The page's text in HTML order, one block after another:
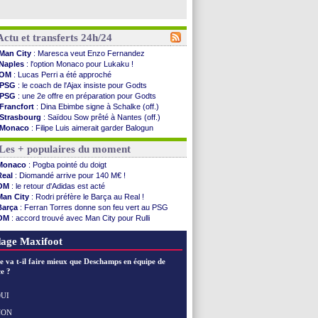
et transferts 24h/24
City : Maresca veut Enzo Fernandez
: l'option Monaco pour Lukaku !
: Lucas Perri a été approché
PSG : le coach de l'Ajax insiste pour Godts
PSG : une 2e offre en préparation pour Godts
Francfort : Dina Ebimbe signe à Schalke (off.)
Strasbourg : Saïdou Sow prêté à Nantes (off.)
Monaco : Filipe Luis aimerait garder Balogun
Dortmund: Newcastle est prévenu pour Nmecha
Barça: première offre à 45 M€ pour Rodri ?
Argentine: le soutien très appuyé à Infantino
Tottenham: Van de Ven va prolonger
Barça: l'agent de Rodri confirme !
: la CAF soutient Infantino
2030 : Rubiales charge Infantino et ...
: Embolo a des pistes alléchantes
d'Ivoire : Renard affiche ses ambitions
City: Trafford à Leeds pour 47 M€ (off...
: Monaco s'impose contre Getafe
+ populaires du moment
: Pogba pointé du doigt
: Diomandé arrive pour 140 M€ !
: le retour d'Adidas est acté
City : Rodri préfère le Barça au Real !
: Ferran Torres donne son feu vert au PSG
: accord trouvé avec Man City pour Rulli
: le club prêt à libérer Kondogbia ?
Maxifoot
va t-il faire mieux que Deschamps en équipe de
?